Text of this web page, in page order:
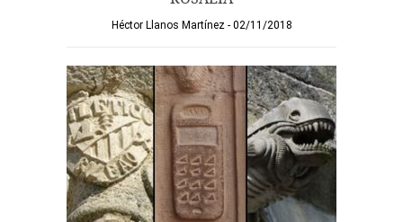
Héctor Llanos Martínez 02/11/2018